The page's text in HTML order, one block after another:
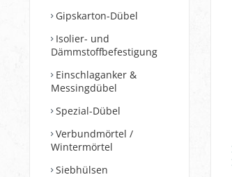
Gipskarton-Dübel
Isolier- und
Dämmstoffbefestigung
Einschlaganker &
Messingdübel
Spezial-Dübel
Verbundmörtel /
Wintermörtel
Siebhülsen